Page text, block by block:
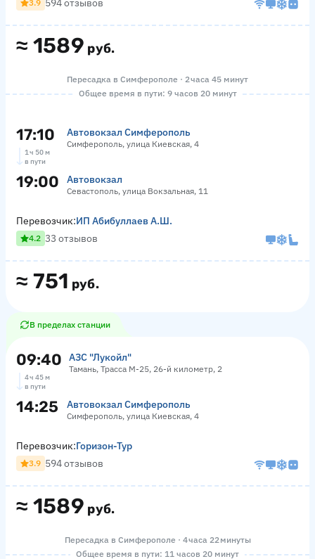
≈ 1589 руб.
3.9 594 отзывов
Пересадка в Симферополе · 2 часа 45 минут
Общее время в пути: 9 часов 20 минут
17:10 Автовокзал Симферополь
Симферополь, улица Киевская, 4
1 ч 50 м
в пути
19:00 Автовокзал
Севастополь, улица Вокзальная, 11
≈ 751 руб.
Перевозчик:ИП Абибуллаев А.Ш.
4.2 33 отзывов
В пределах станции
09:40 АЗС "Лукойл"
Тамань, Трасса М-25, 26-й километр, 2
4 ч 45 м
в пути
14:25 Автовокзал Симферополь
Симферополь, улица Киевская, 4
≈ 1589 руб.
Перевозчик:Горизон-Тур
3.9 594 отзывов
Пересадка в Симферополе · 4 часа 22 минуты
Общее время в пути: 11 часов 20 минут